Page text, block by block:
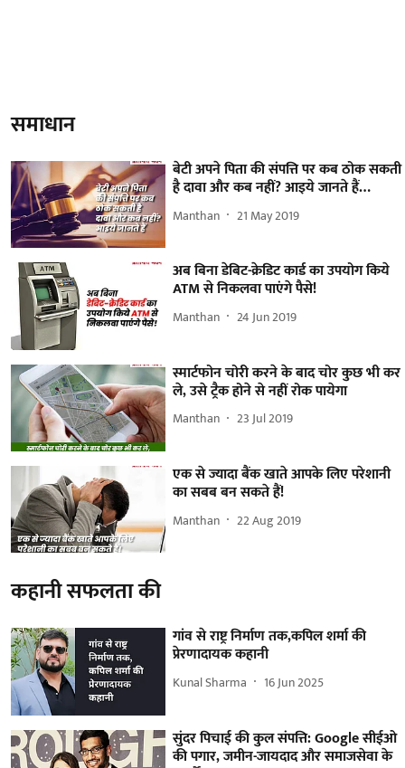
समाधान
बेटी अपने पिता की संपत्ति पर कब ठोक सकती
है दावा और कब नहीं? आइये जानते हैं…
Manthan 21 May 2019
अब बिना डेबिट-क्रेडिट कार्ड का उपयोग किये
ATM से निकलवा पाएंगे पैसे!
Manthan 24 Jun 2019
स्मार्टफोन चोरी करने के बाद चोर कुछ भी कर
ले, उसे ट्रैक होने से नहीं रोक पायेगा
Manthan 23 Jul 2019
एक से ज्यादा बैंक खाते आपके लिए परेशानी
का सबब बन सकते हैं!
Manthan 22 Aug 2019
कहानी सफलता की
गांव से राष्ट्र निर्माण तक,कपिल शर्मा की
प्रेरणादायक कहानी
Kunal Sharma 16 Jun 2025
सुंदर पिचाई की कुल संपत्ति: Google सीईओ
की पगार, जमीन-जायदाद और समाजसेवा के